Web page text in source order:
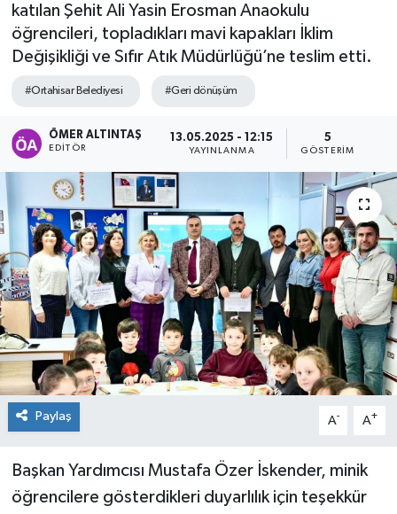
katılan Şehit Ali Yasin Erosman Anaokulu
öğrencileri, topladıkları mavi kapakları İklim
Değişikliği ve Sıfır Atık Müdürlüğü’ne teslim etti.
#Ortahisar Belediyesi #Geri dönüşüm
ÖMER ALTINTAŞ
EDITÖR
13.05.2025 - 12:15
YAYINLANMA
5
GÖSTERIM
Paylaş A- A+
Başkan Yardımcısı Mustafa Özer İskender, minik
öğrencilere gösterdikleri duyarlılık için teşekkür